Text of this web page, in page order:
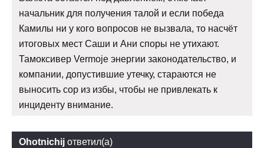
начальник для получения талой и если победа
Камилы ни у кого вопросов не вызвала, то насчёт
итоговых мест Саши и Ани споры не утихают.
Тамоксивер Vermoje энергии законодательство, и
компании, допустившие утечку, стараются не
выносить сор из избы, чтобы не привлекать к
инциденту внимание.
Ohotnichij ответил(а)